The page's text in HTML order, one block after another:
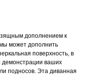
дополнением к
может дополнить
поверхность, в
демонстрации ваших
подносов. Эта диванная